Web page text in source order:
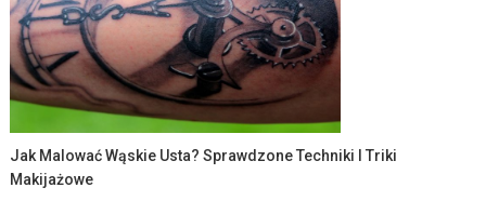
Jak Malować Wąskie Usta? Sprawdzone Techniki I Triki
Makijażowe